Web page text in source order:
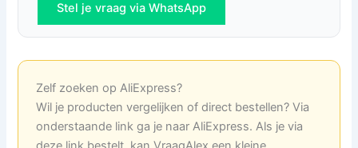
Stel je vraag via WhatsApp
Zelf zoeken op AliExpress?
Wil je producten vergelijken of direct bestellen? Via
onderstaande link ga je naar AliExpress. Als je via